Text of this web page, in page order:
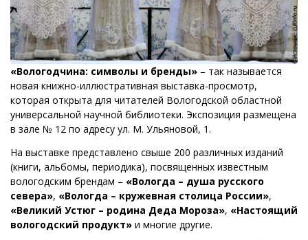
«Вологодчина: символы и бренды» – так называется
новая книжно-иллюстративная выставка-просмотр,
которая открыта для читателей Вологодской областной
универсальной научной библиотеки. Экспозиция размещена
в зале № 12 по адресу ул. М. Ульяновой, 1.
На выставке представлено свыше 200 различных изданий
(книги, альбомы, периодика), посвященных известным
вологодским брендам – «Вологда – душа русского
севера», «Вологда – кружевная столица России»,
«Великий Устюг – родина Деда Мороза», «Настоящий
вологодский продукт» и многие другие.